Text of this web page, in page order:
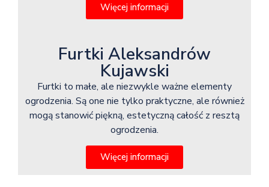
Więcej informacji
Furtki Aleksandrów
Kujawski
Furtki to małe, ale niezwykle ważne elementy
ogrodzenia. Są one nie tylko praktyczne, ale również
mogą stanowić piękną, estetyczną całość z resztą
ogrodzenia.
Więcej informacji